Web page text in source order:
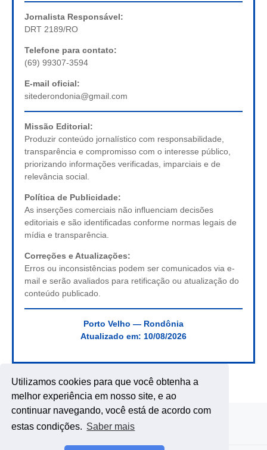
Utilizamos cookies para que você obtenha a
melhor experiência em nosso site, e ao
continuar navegando, você está de acordo com
estas condições. Saber mais
Jornalista Responsável:
DRT 2189/RO
Telefone para contato:
(69) 99307-3594
E-mail oficial:
sitederondonia@gmail.com
Missão Editorial:
Produzir conteúdo jornalístico com responsabilidade,
transparência e compromisso com o interesse público,
priorizando informações verificadas, imparciais e de
relevância social.
Política de Publicidade:
As inserções comerciais não influenciam decisões
editoriais e são identificadas conforme normas legais de
mídia e transparência.
Correções e Atualizações:
Erros ou inconsistências podem ser comunicados via e-
mail e serão avaliados para retificação ou atualização do
conteúdo publicado.
Porto Velho — Rondônia
Atualizado em: 10/08/2026